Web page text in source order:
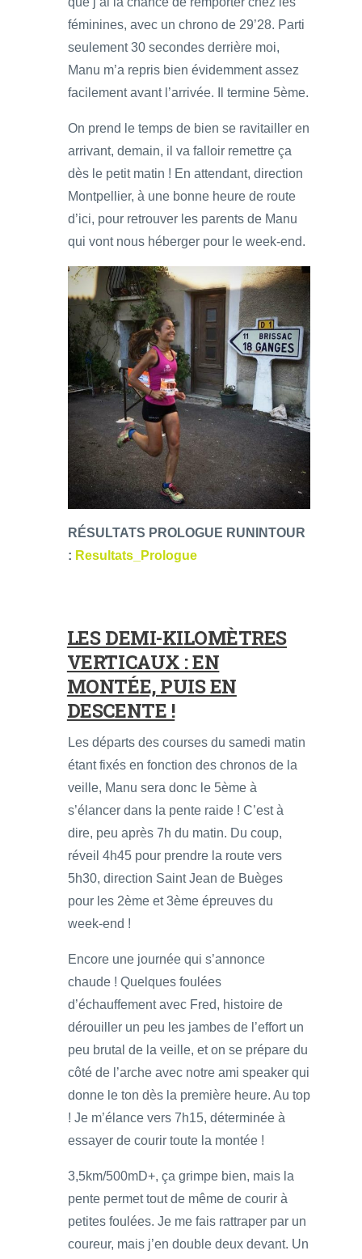
féminines, avec un chrono de 29’28. Parti
seulement 30 secondes derrière moi,
Manu m’a repris bien évidemment assez
facilement avant l’arrivée. Il termine 5ème.
On prend le temps de bien se ravitailler en
arrivant, demain, il va falloir remettre ça
dès le petit matin ! En attendant, direction
Montpellier, à une bonne heure de route
d’ici, pour retrouver les parents de Manu
qui vont nous héberger pour le week-end.
RÉSULTATS PROLOGUE RUNINTOUR
: Resultats_Prologue
LES DEMI-KILOMÈTRES
VERTICAUX : EN
MONTÉE, PUIS EN
DESCENTE !
Les départs des courses du samedi matin
étant fixés en fonction des chronos de la
veille, Manu sera donc le 5ème à
s’élancer dans la pente raide ! C’est à
dire, peu après 7h du matin. Du coup,
réveil 4h45 pour prendre la route vers
5h30, direction Saint Jean de Buèges
pour les 2ème et 3ème épreuves du
week-end !
Encore une journée qui s’annonce
chaude ! Quelques foulées
d’échauffement avec Fred, histoire de
dérouiller un peu les jambes de l’effort un
peu brutal de la veille, et on se prépare du
côté de l’arche avec notre ami speaker qui
donne le ton dès la première heure. Au top
! Je m’élance vers 7h15, déterminée à
essayer de courir toute la montée !
3,5km/500mD+, ça grimpe bien, mais la
pente permet tout de même de courir à
petites foulées. Je me fais rattraper par un
coureur, mais j’en double deux devant. Un